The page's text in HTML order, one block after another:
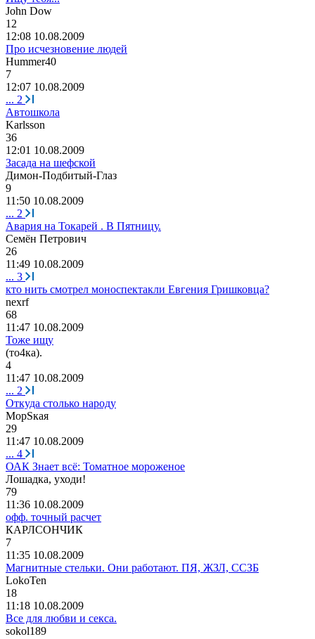
John Dow
12
12:08 10.08.2009
Про исчезновение людей
Hummer40
7
12:07 10.08.2009
... 2
Автошкола
Karlsson
36
12:01 10.08.2009
Засада на шефской
Димон-Подбитый-Глаз
9
11:50 10.08.2009
... 2
Авария на Токарей . В Пятницу.
Семён Петрович
26
11:49 10.08.2009
... 3
кто нить смотрел моноспектакли Евгения Гришковца?
nexrf
68
11:47 10.08.2009
Тоже ищу
(то4ка).
4
11:47 10.08.2009
... 2
Откуда столько народу
МорSкая
29
11:47 10.08.2009
... 4
ОАК Знает всё: Томатное мороженое
Лошадка, уходи!
79
11:36 10.08.2009
офф. точный расчет
КАРЛСОНЧИК
7
11:35 10.08.2009
Магнитные стельки. Они работают. ПЯ, ЖЗЛ, ССЗБ
LokoTen
18
11:18 10.08.2009
Все для любви и секса.
sokol189